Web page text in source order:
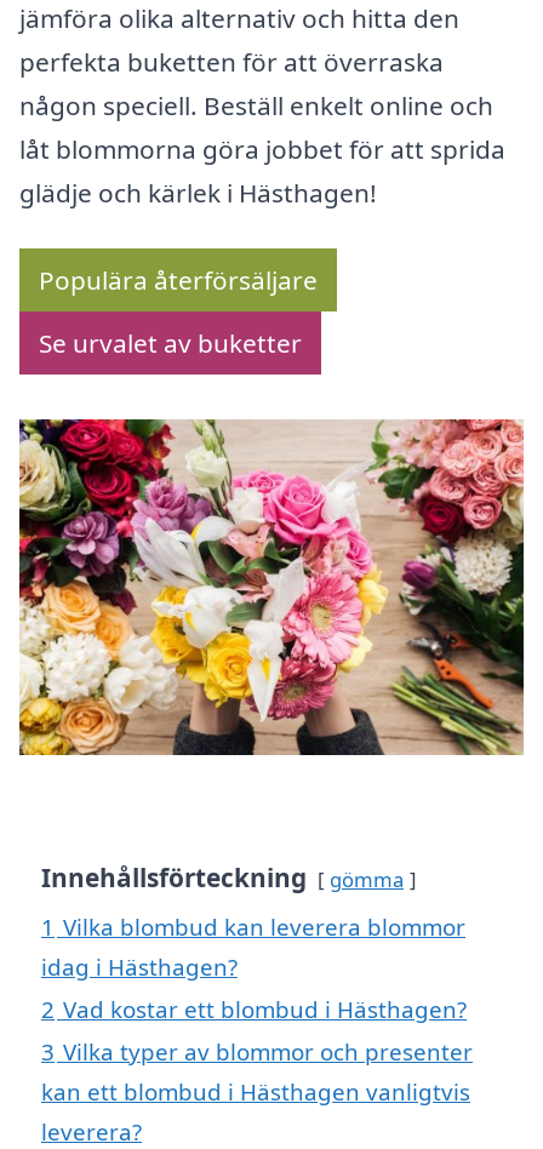
jämföra olika alternativ och hitta den
perfekta buketten för att överraska
någon speciell. Beställ enkelt online och
låt blommorna göra jobbet för att sprida
glädje och kärlek i Hästhagen!
Populära återförsäljare
Se urvalet av buketter
Innehållsförteckning gömma
1 Vilka blombud kan leverera blommor
idag i Hästhagen?
2 Vad kostar ett blombud i Hästhagen?
3 Vilka typer av blommor och presenter
kan ett blombud i Hästhagen vanligtvis
leverera?